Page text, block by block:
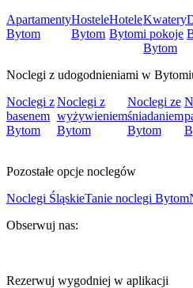
Apartamenty
Bytom
Hostele
Bytom
Hotele
Bytom
Kwatery
i pokoje
Bytom
Noclegi z udogodnieniami w
Noclegi z
basenem
Bytom
Noclegi z
wyżywieniem
Bytom
Noclegi ze
śniadaniem
Bytom
Pozostałe opcje noclegów
Noclegi ŚląskieTanie noclegi Bytom
Obserwuj nas:
Rezerwuj wygodniej w aplikacji